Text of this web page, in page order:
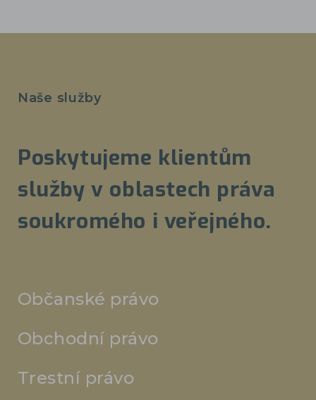
Naše služby
Poskytujeme klientům
služby v oblastech práva
soukromého i veřejného.
Občanské právo
Obchodní právo
Trestní právo